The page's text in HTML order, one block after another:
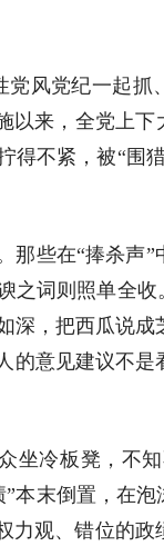
党风党纪一起抓
以来，全党上下
得不紧，被“围
那些在“捧杀声”
之词则照单全收
深，把西瓜说成
意见建议不是
坐冷板凳，不
本末倒置，在泡
力观、错位的政